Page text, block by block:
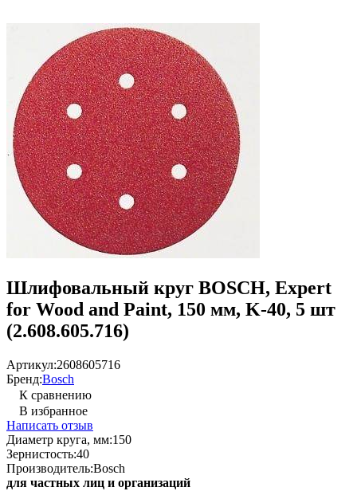
Шлифовальный круг BOSCH, Expert
for Wood and Paint, 150 мм, K-40, 5 шт
(2.608.605.716)
Артикул:2608605716
Бренд:Bosch
К сравнению
В избранное
Написать отзыв
Диаметр круга, мм:150
Зернистость:40
Производитель:Bosch
для частных лиц и организаций